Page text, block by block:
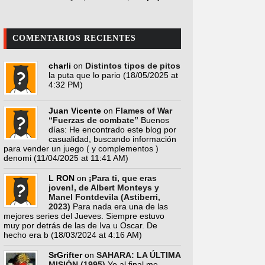
COMENTARIOS RECIENTES
charli on Distintos tipos de pitos
la puta que lo pario (18/05/2025 at
4:32 PM)
Juan Vicente on Flames of War
“Fuerzas de combate” Buenos
días: He encontrado este blog por
casualidad, buscando información
para vender un juego ( y complementos )
denomi (11/04/2025 at 11:41 AM)
L RON on ¡Para ti, que eras
joven!, de Albert Monteys y
Manel Fontdevila (Astiberri,
2023) Para nada era una de las
mejores series del Jueves. Siempre estuvo
muy por detrás de las de Iva u Oscar. De
hecho era b (18/03/2024 at 4:16 AM)
SrGrifteron SAHARA: LA ÚLTIMA